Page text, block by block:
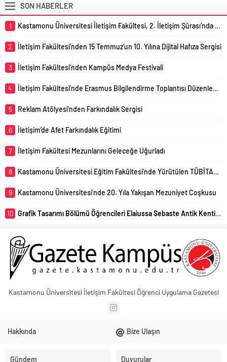
SON HABERLER
1 Kastamonu Üniversitesi İletişim Fakültesi, 2. İletişim Şûrası’nda Temsil Edildi
2 İletişim Fakültesi’nden 15 Temmuz’un 10. Yılına Dijital Hafıza Sergisi
3 İletişim Fakültesi’nden Kampüs Medya Festivali
4 İletişim Fakültesi’nde Erasmus Bilgilendirme Toplantısı Düzenlendi
5 Reklam Atölyesi’nden Farkındalık Sergisi
6 İletişim’de Afet Farkındalık Eğitimi
7 İletişim Fakültesi Mezunlarını Geleceğe Uğurladı
8 Kastamonu Üniversitesi Eğitim Fakültesi’nde Yürütülen TÜBİTAK 4005 Projesi Başarıyla Sonuçlandı
9 Kastamonu Üniversitesi’nde 20. Yıla Yakışan Mezuniyet Coşkusu
10 Grafik Tasarımı Bölümü Öğrencileri Elaiussa Sebaste Antik Kentini Uzmanlar Eşliğinde Yerinde İnceledi
Kastamonu Üniversitesi İletişim Fakültesi Öğrenci Uygulama Gazetesi
Hakkında Bize Ulaşın
Gündem Duyurular